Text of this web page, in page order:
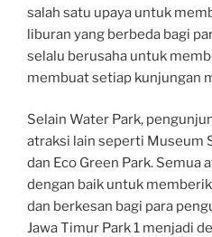
salah satu upaya untuk
liburan yang berbeda bagi
selalu berusaha untuk
membuat setiap kunjungan
Selain Water Park,
atraksi lain seperti Museum
dan Eco Green Park.
dengan baik untuk
dan berkesan bagi para
Jawa Timur Park 1 menjadi